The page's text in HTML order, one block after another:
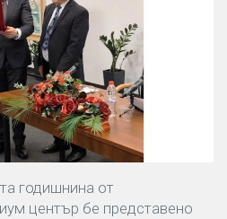
годишнина от
център бе представено